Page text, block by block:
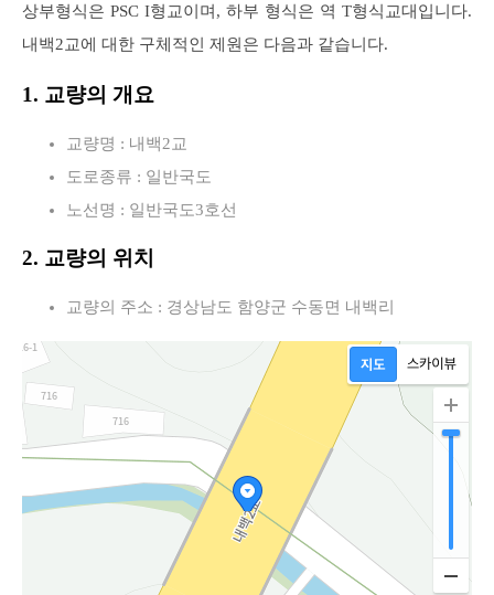
상부형식은 PSC I형교이며, 하부 형식은 역 T형식교대입니다.
내백2교에 대한 구체적인 제원은 다음과 같습니다.
1. 교량의 개요
교량명 : 내백2교
도로종류 : 일반국도
노선명 : 일반국도3호선
2. 교량의 위치
교량의 주소 : 경상남도 함양군 수동면 내백리